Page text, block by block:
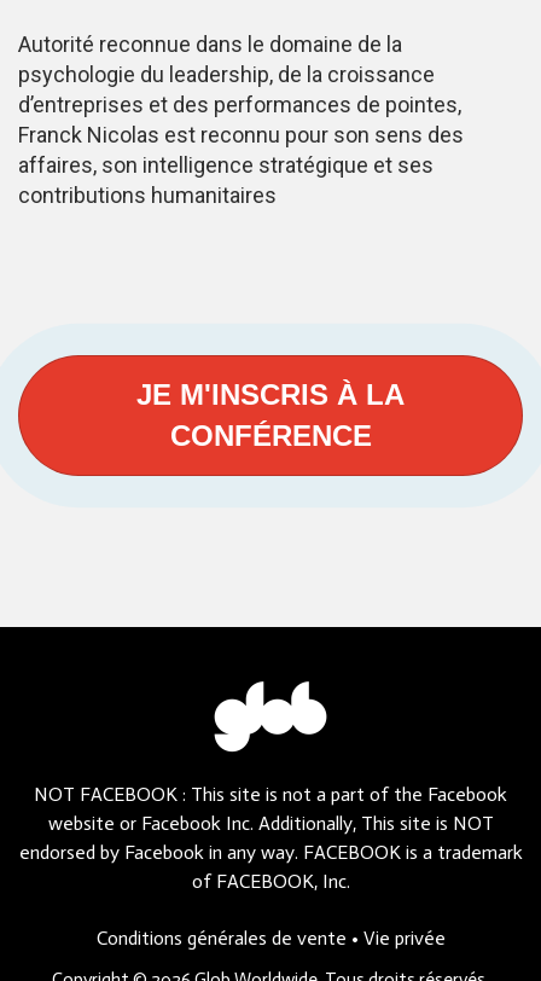
Autorité reconnue dans le domaine de la
psychologie du leadership, de la croissance
d’entreprises et des performances de pointes,
Franck Nicolas est reconnu pour son sens des
affaires, son intelligence stratégique et ses
contributions humanitaires
JE M'INSCRIS À LA
CONFÉRENCE
NOT FACEBOOK : This site is not a part of the Facebook
website or Facebook Inc. Additionally, This site is NOT
endorsed by Facebook in any way. FACEBOOK is a trademark
of FACEBOOK, Inc.
Conditions générales de vente • Vie privée